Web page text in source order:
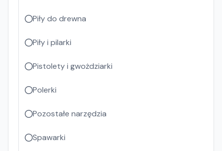
Piły do drewna
Piły i pilarki
Pistolety i gwożdziarki
Polerki
Pozostałe narzędzia
Spawarki